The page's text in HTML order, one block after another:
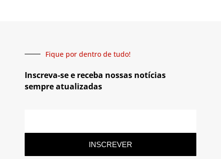
Fique por dentro de tudo!
Inscreva-se e receba nossas notícias
sempre atualizadas
INSCREVER